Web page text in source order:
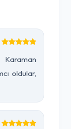
oldular,